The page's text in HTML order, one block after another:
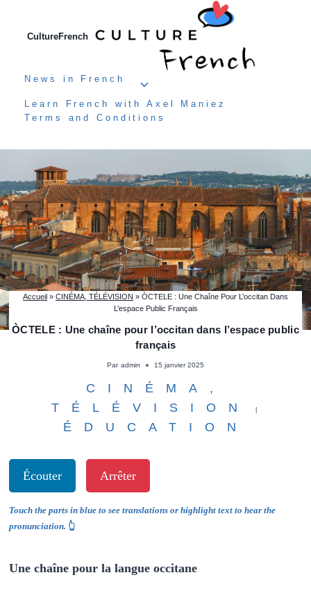
contenuCultureFrench
News in French
Ouvrir/fermer
le
menu
Learn French with Axel Maniez
Terms and Conditions
Accueil » CINÉMA, TÉLÉVISION » ÒCTELE : Une Chaîne Pour L’occitan Dans
L’espace Public Français
ÒCTELE : Une chaîne pour l’occitan dans l’espace public
français
Par admin 15 janvier 2025
CINÉMA,
TÉLÉVISION
ÉDUCATION
Écouter Arrêter
Touch the parts in blue to see translations or highlight text to hear the
pronunciation. 👆
Une chaîne pour la langue occitane